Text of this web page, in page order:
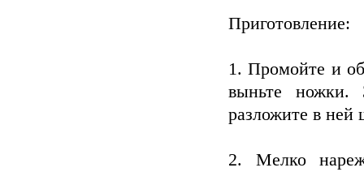
Приготовление:
1. Промойте и
выньте ножки.
разложите в ней
2. Мелко